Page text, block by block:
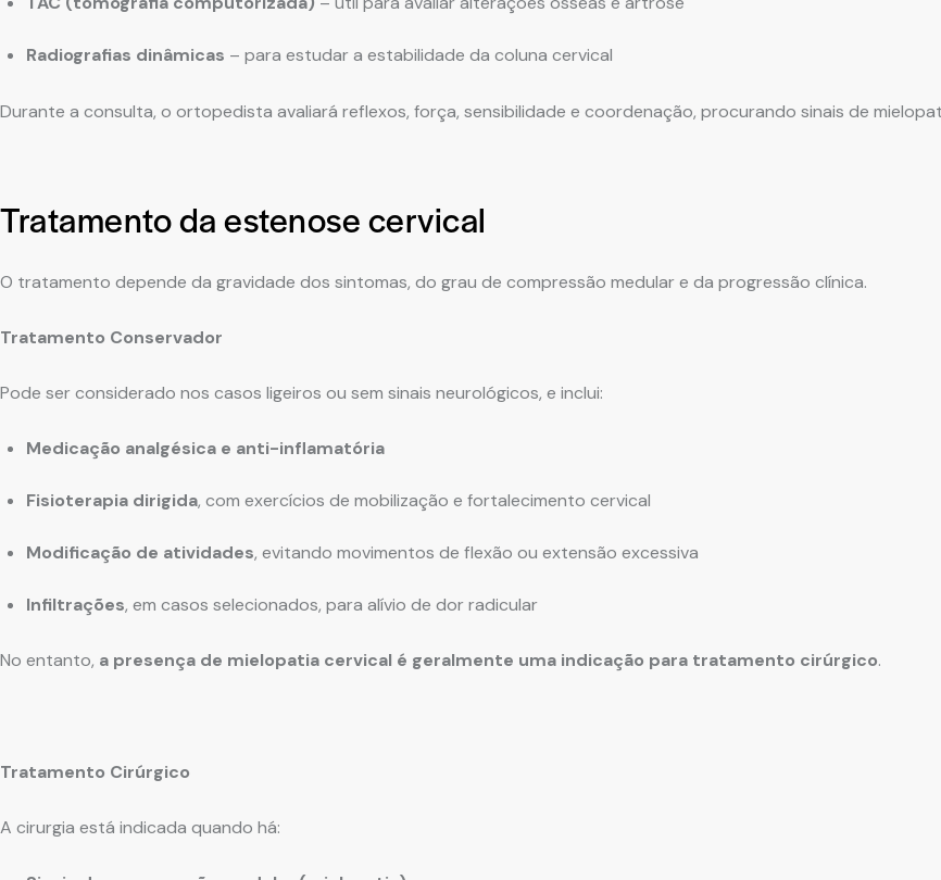
Radiografias dinâmicas – para estudar a estabilidade da coluna cervical
Durante a consulta, o ortopedista avaliará reflexos, força, sensibilidade e coordenação, procurando sinais de
Tratamento da estenose cervical
O tratamento depende da gravidade dos sintomas, do grau de compressão medular e da progressão clínica.
Tratamento Conservador
Pode ser considerado nos casos ligeiros ou sem sinais neurológicos, e inclui:
Medicação analgésica e anti-inflamatória
Fisioterapia dirigida, com exercícios de mobilização e fortalecimento cervical
Modificação de atividades, evitando movimentos de flexão ou extensão excessiva
Infiltrações, em casos selecionados, para alívio de dor radicular
No entanto, a presença de mielopatia cervical é geralmente uma indicação para tratamento cirúrgico.
Tratamento Cirúrgico
A cirurgia está indicada quando há: